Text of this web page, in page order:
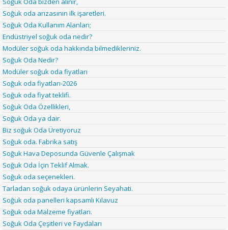
Soğuk oda arızasının ilk işaretleri.
Soğuk Oda Kullanım Alanları;
Endüstriyel soğuk oda nedir?
Modüler soğuk oda hakkında bilmedikleriniz.
Soğuk Oda Nedir?
Modüler soğuk oda fiyatları
Soğuk oda fiyatları-2026
Soğuk oda fiyat teklifi.
Soğuk Oda Özellikleri,
Soğuk Oda ya dair.
Biz soğuk Oda Üretiyoruz
Soğuk oda. Fabrika satış
Soğuk Hava Deposunda Güvenle Çalışmak
Soğuk Oda İçin Teklif Almak.
Soğuk oda seçenekleri.
Tarladan soğuk odaya ürünlerin Seyahati.
Soğuk oda panelleri kapsamlı Kılavuz
Soğuk oda Malzeme fiyatları.
Soğuk Oda Çeşitleri ve Faydaları